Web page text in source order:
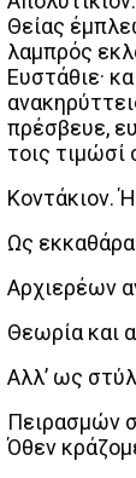
Θείας
λαμπρός
Ευστάθιε·
πρέσβευε,
τοις τιμώσί
Κοντάκιον.
Ως
Αρχιερέων
Θεωρία και
Αλλ’ ως
Πειρασμών
Όθεν